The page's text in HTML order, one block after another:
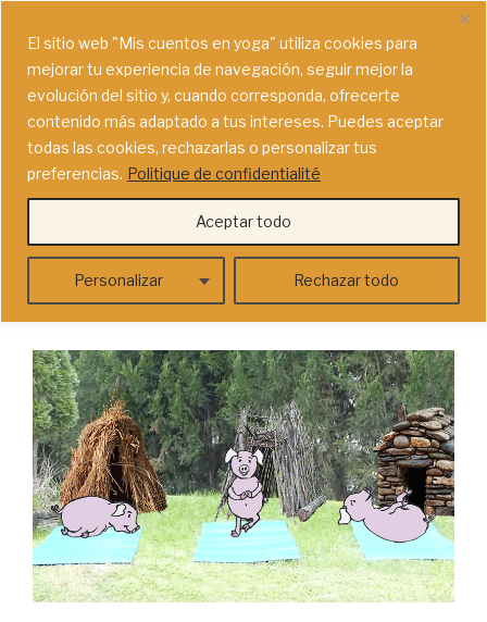
El sitio web "Mis cuentos en yoga" utiliza cookies para
mejorar tu experiencia de navegación, seguir mejor la
evolución del sitio y, cuando corresponda, ofrecerte
contenido más adaptado a tus intereses. Puedes aceptar
todas las cookies, rechazarlas o personalizar tus
preferencias. Politique de confidentialité
Personalizar Rechazar todo
Aceptar todo
contenido
MIS CUENTOS EN YOGA
Convertíos en héroes de cuentos haciendo yoga para niños
en familia (vídeos & mucho más)
CATEGORÍA: CUENTOS CLÁSICOS
PUBLICADO
EL
15/12/2017
Los 3 cerditos